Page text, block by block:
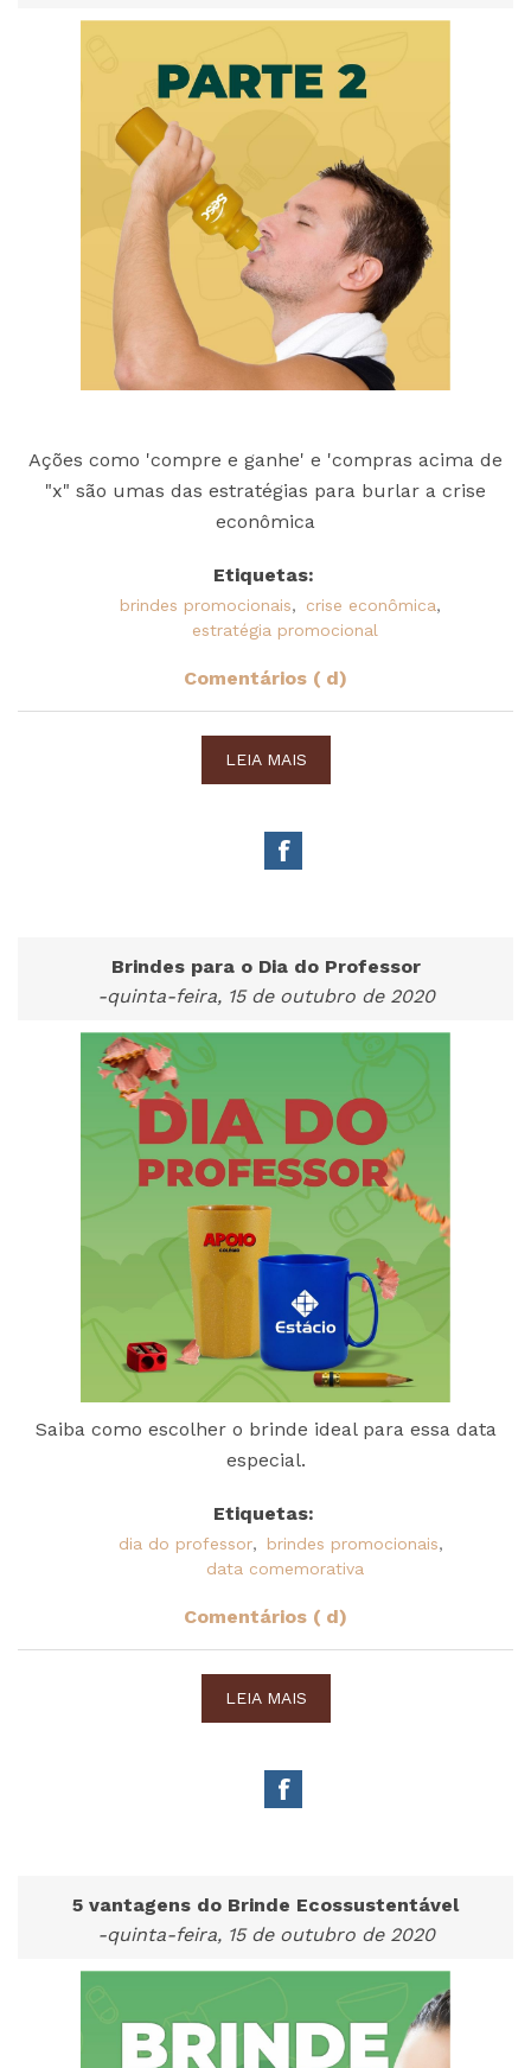
Ações como 'compre e ganhe' e 'compras acima de
"x" são umas das estratégias para burlar a crise
econômica
Etiquetas:
brindes promocionais, crise econômica,
estratégia promocional
Comentários ( d)
LEIA MAIS
Brindes para o Dia do Professor
-quinta-feira, 15 de outubro de 2020
Saiba como escolher o brinde ideal para essa data
especial.
Etiquetas:
dia do professor, brindes promocionais,
data comemorativa
Comentários ( d)
LEIA MAIS
5 vantagens do Brinde Ecossustentável
-quinta-feira, 15 de outubro de 2020